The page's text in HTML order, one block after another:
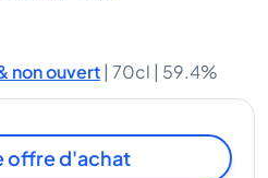
non ouvert | 70cl | 59.4%
offre d'achat